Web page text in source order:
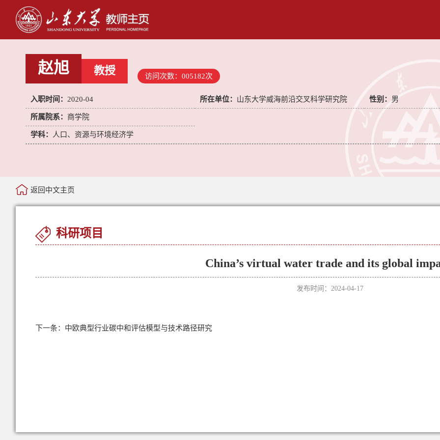
赵旭 教授 访问次数： 005182次
入职时间： 2020-04 所在单位： 山东大学威海前沿交叉科学研究院 性别： 男
所属院系： 商学院
学科： 人口、资源与环境经济学
返回中文主页
科研项目
China’s virtual water trade and its global
发布时间：2024-04-17
下一条： 中欧典型行业碳中和评估模型与技术路径研究